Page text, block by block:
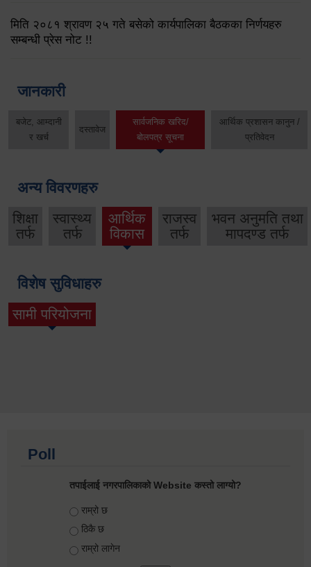
मिति २०८१ श्रावण २५ गते बसेको कार्यपालिका बैठकका निर्णयहरु
सम्बन्धी प्रेस नोट !!
जानकारी
बजेट, आम्दानी
र खर्च
दस्तावेज
सार्वजनिक खरिद/
बोलपत्र सूचना
आर्थिक प्रशासन कानुन /
प्रतिवेदन
अन्य विवरणहरु
शिक्षा
तर्फ
स्वास्थ्य
तर्फ
आर्थिक
विकास
राजस्व
तर्फ
भवन अनुमति तथा
मापदण्ड तर्फ
विशेष सुविधाहरु
सामी परियोजना
(active tab)
Poll
तपाईलाई नगरपालिकाको Website कस्तो लाग्यो?
Choices
राम्रो छ
ठिकै छ
राम्रो लागेन